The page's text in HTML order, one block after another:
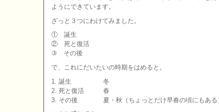
ようにできています。
ざっと３つにわけてみました。
① 誕生
② 死と復活
③ その後
で、これにだいたいの時期をはめると。
1. 誕生 冬
2. 死と復活 春
3. その後 夏・秋（ちょっとだけ早春の頃にもある